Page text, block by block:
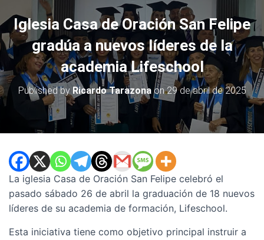
Iglesia Casa de Oración San Felipe
gradúa a nuevos líderes de la
academia Lifeschool
Published by Ricardo Tarazonaon29 de abril de 2025
La iglesia Casa de Oración San Felipe celebró el
pasado sábado 26 de abril la graduación de 18 nuevos
líderes de su academia de formación, Lifeschool.
Esta iniciativa tiene como objetivo principal instruir a